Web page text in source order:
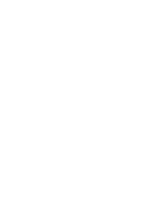
会話 過去問解説
会話 過去問解説